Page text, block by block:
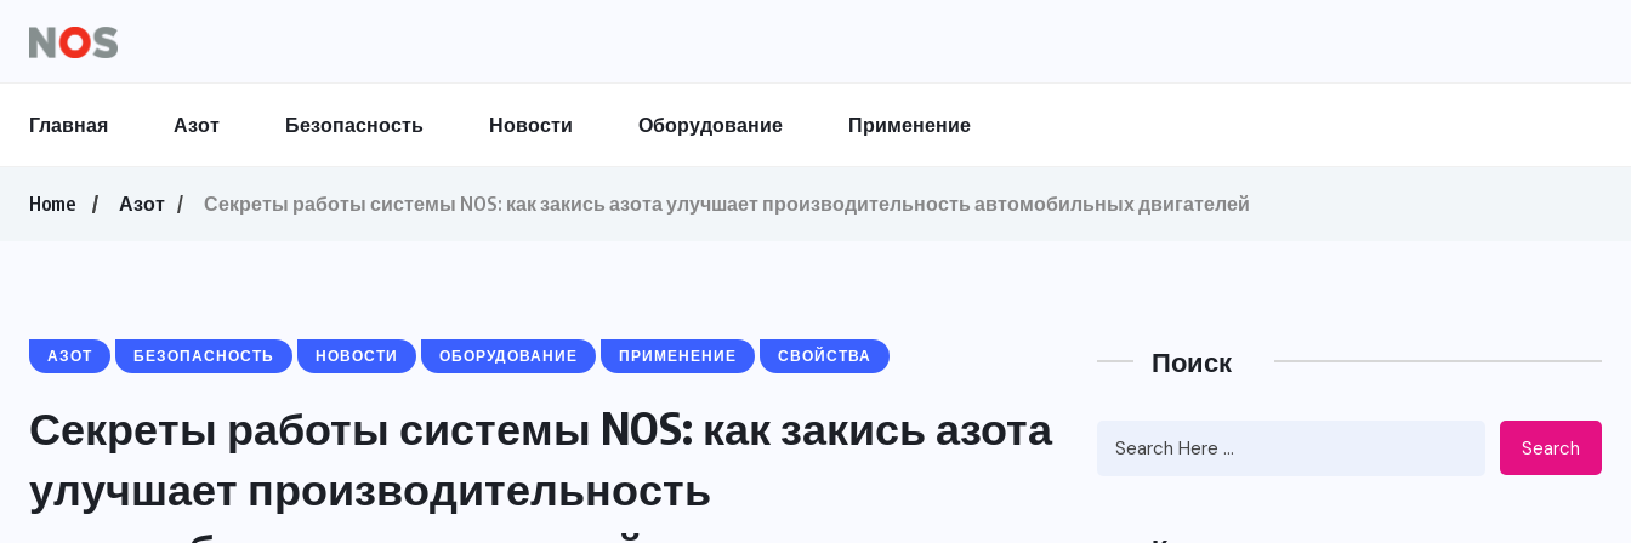
Главная Азот Безопасность Новости Оборудование Применение
Home Азот Секреты работы системы NOS: как закись азота улучшает производительность автомобильных двигателей
АЗОТ БЕЗОПАСНОСТЬ НОВОСТИ ОБОРУДОВАНИЕ ПРИМЕНЕНИЕ СВОЙСТВА
Секреты работы системы NOS: как закись азота
улучшает производительность
Поиск
Search